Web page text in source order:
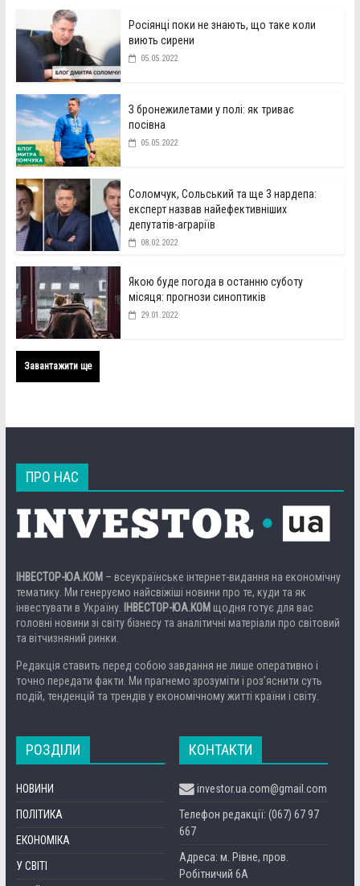
Росіянці поки не знають, що таке коли
виють сирени
05.05.2022
З бронежилетами у полі: як триває
посівна
05.05.2022
Соломчук, Сольський та ще 3 нардепа:
експерт назвав найефективніших
депутатів-аграріїв
08.02.2022
Якою буде погода в останню суботу
місяця: прогнози синоптиків
29.01.2022
Завантажити ще
ПРО НАС
ІНВЕСТОР-ЮА.КОМ – всеукраїнське інтернет-видання на економічну
тематику. Ми генеруємо найсвіжіші новини про те, куди та як
інвестувати в Україну. ІНВЕСТОР-ЮА.КОМ щодня готує для вас
головні новини зі світу бізнесу та аналітичні матеріали про світовий
та вітчизняний ринки.
Редакція ставить перед собою завдання не лише оперативно і
точно передати факти. Ми прагнемо зрозуміти і роз’яснити суть
подій, тенденцій та трендів у економічному житті країни і світу.
РОЗДІЛИ
НОВИНИ
ПОЛІТИКА
ЕКОНОМІКА
У СВІТІ
КОНТАКТИ
investor.ua.com@gmail.com
Телефон редакції: (067) 67 97
667
Адреса: м. Рівне, пров.
Робітничий 6А